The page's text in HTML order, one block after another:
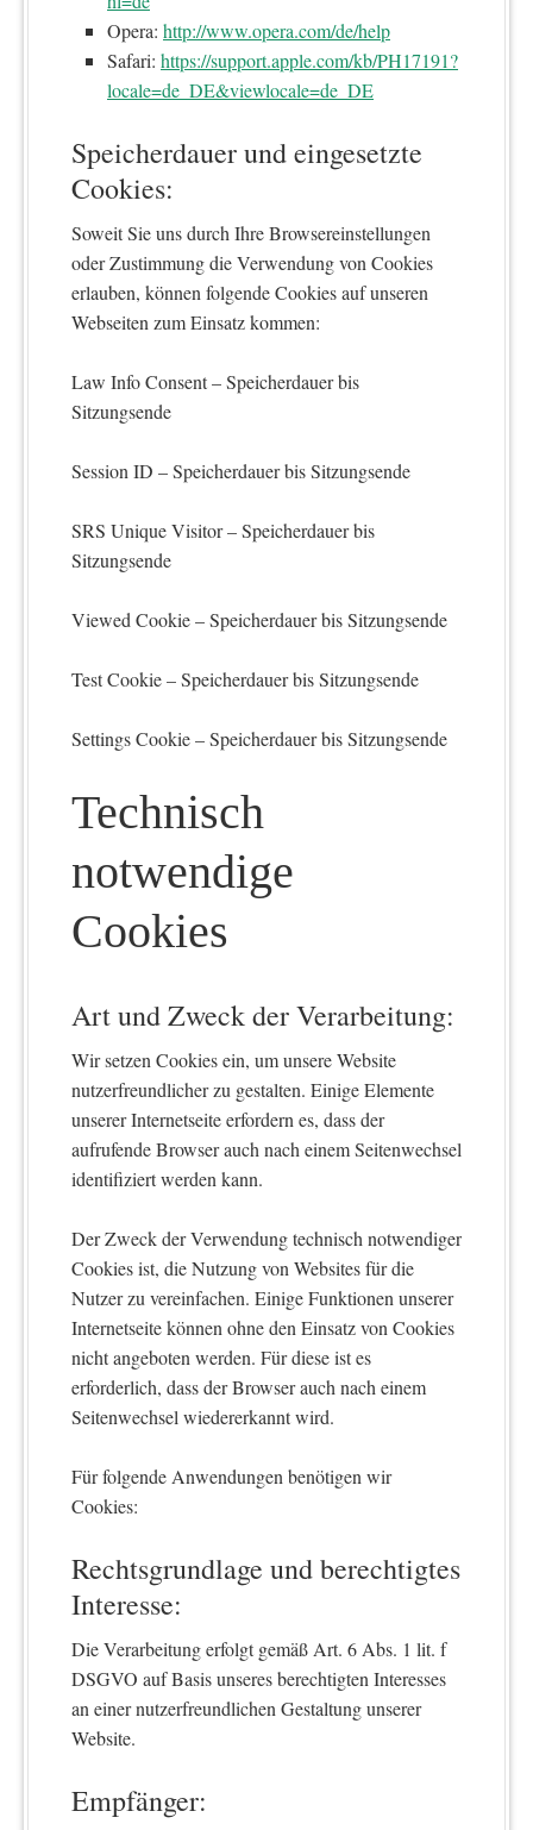
Opera: http://www.opera.com/de/help
Safari: https://support.apple.com/kb/PH17191?
locale=de_DE&viewlocale=de_DE
Speicherdauer und eingesetzte
Cookies:
Soweit Sie uns durch Ihre Browsereinstellungen
oder Zustimmung die Verwendung von Cookies
erlauben, können folgende Cookies auf unseren
Webseiten zum Einsatz kommen:
Law Info Consent – Speicherdauer bis
Sitzungsende
Session ID – Speicherdauer bis Sitzungsende
SRS Unique Visitor – Speicherdauer bis
Sitzungsende
Viewed Cookie – Speicherdauer bis Sitzungsende
Test Cookie – Speicherdauer bis Sitzungsende
Settings Cookie – Speicherdauer bis Sitzungsende
Technisch
notwendige
Cookies
Art und Zweck der Verarbeitung:
Wir setzen Cookies ein, um unsere Website
nutzerfreundlicher zu gestalten. Einige Elemente
unserer Internetseite erfordern es, dass der
aufrufende Browser auch nach einem Seitenwechsel
identifiziert werden kann.
Der Zweck der Verwendung technisch notwendiger
Cookies ist, die Nutzung von Websites für die
Nutzer zu vereinfachen. Einige Funktionen unserer
Internetseite können ohne den Einsatz von Cookies
nicht angeboten werden. Für diese ist es
erforderlich, dass der Browser auch nach einem
Seitenwechsel wiedererkannt wird.
Für folgende Anwendungen benötigen wir
Cookies:
Rechtsgrundlage und berechtigtes
Interesse:
Die Verarbeitung erfolgt gemäß Art. 6 Abs. 1 lit. f
DSGVO auf Basis unseres berechtigten Interesses
an einer nutzerfreundlichen Gestaltung unserer
Website.
Empfänger: